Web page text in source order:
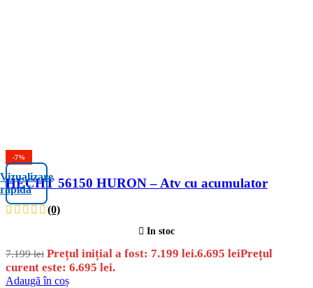
-7%
Vizualizare
rapidă
HECHT 56150 HURON – Atv cu acumulator
(0)
In stoc
7.199lei Prețul inițial a fost: 7.199 lei.6.695 leiPrețul
curent este: 6.695 lei.
Adaugă în coș